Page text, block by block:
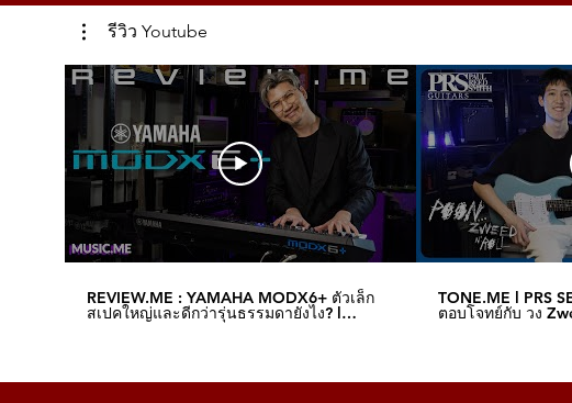
รีวิว Youtube
REVIEW.ME : YAMAHA MODX6+ ตัวเล็ก
สเปคใหญ่และดีกว่ารุ่นธรรมดายังไง? l
TONE.ME l PRS
ตอบโจทย์กับ วง